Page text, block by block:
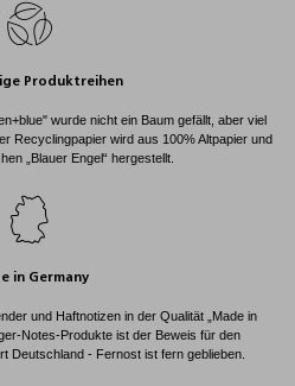
Produktreihen
wurde nicht ein Baum gefällt, aber viel
Recyclingpapier wird aus 100% Altpapier und
„Blauer Engel“ hergestellt.
in Germany
und Haftnotizen in der Qualität „Made in
Notes-Produkte ist der Beweis für den
Deutschland - Fernost ist fern geblieben.